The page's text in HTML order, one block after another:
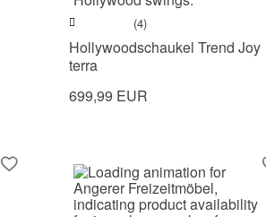
(4)
Hollywoodschaukel Trend Joy
terra
699,99 EUR